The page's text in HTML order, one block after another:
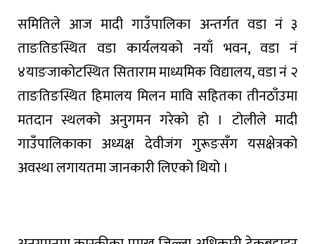
समितिले आज मादी गाउँपालिका अन्तर्गत वडा नं ३
ताङतिङस्थित वडा कार्यलयको नयाँ भवन, वडा नं
४याङजाकोटस्थितसिताराममाध्यमिकविद्यालय,वडानं२
ताङतिङस्थित हिमालय मिलन मावि सहितका तीनठाँउमा
मतदान स्थलको अनुगमन गरेको हो । टोलीले मादी
गाउँपालिकाका अध्यक्ष देवीजंग गुरूङसँग यसक्षेत्रको
अवस्थालगायतमाजानकारीलिएकोथियो ।